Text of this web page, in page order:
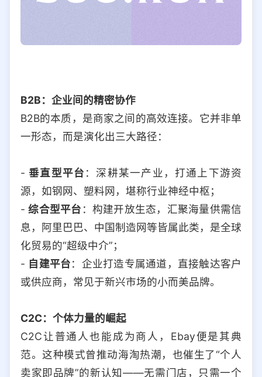
B2B：企业间的精密协作
B2B的本质，是商家之间的高效连接。它并非单
一形态，而是演化出三大路径：
- 垂直型平台 ：深耕某一产业，打通上下游资
源，如钢网、塑料网，堪称行业神经中枢；
-综合型平台 ：构建开放生态，汇聚海量供需信
息，阿里巴巴、中国制造网等皆属此类，是全球
化贸易的“超级中介”；
- 自建平台：企业打造专属通道，直接触达客户
或供应商，常见于新兴市场的小而美品牌。
C2C：个体力量的崛起
C2C让普通人也能成为商人，Ebay便是其典
范。这种模式曾推动海淘热潮，也催生了“个人
卖家即品牌”的新认知——无需门店，只需一个